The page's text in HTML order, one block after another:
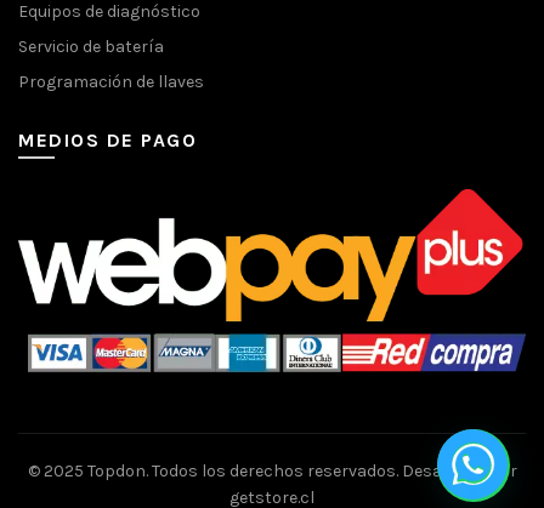
Equipos de diagnóstico
Servicio de batería
Programación de llaves
MEDIOS DE PAGO
© 2025 Topdon. Todos los derechos reservados. Desarrollo por
getstore.cl